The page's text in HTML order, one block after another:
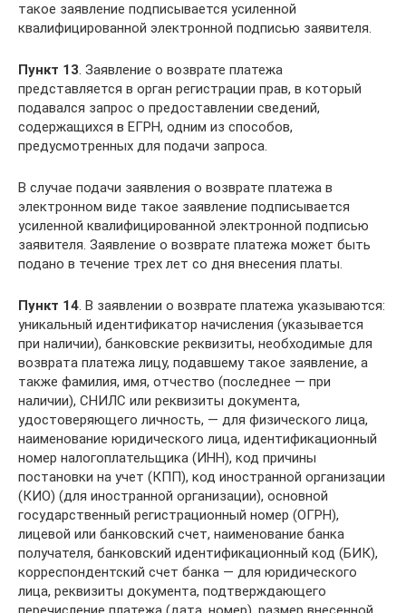
такое заявление подписывается усиленной
квалифицированной электронной подписью заявителя.
Пункт 13. Заявление о возврате платежа
представляется в орган регистрации прав, в который
подавался запрос о предоставлении сведений,
содержащихся в ЕГРН, одним из способов,
предусмотренных для подачи запроса.
В случае подачи заявления о возврате платежа в
электронном виде такое заявление подписывается
усиленной квалифицированной электронной подписью
заявителя. Заявление о возврате платежа может быть
подано в течение трех лет со дня внесения платы.
Пункт 14. В заявлении о возврате платежа указываются:
уникальный идентификатор начисления (указывается
при наличии), банковские реквизиты, необходимые для
возврата платежа лицу, подавшему такое заявление, а
также фамилия, имя, отчество (последнее — при
наличии), СНИЛС или реквизиты документа,
удостоверяющего личность, — для физического лица,
наименование юридического лица, идентификационный
номер налогоплательщика (ИНН), код причины
постановки на учет (КПП), код иностранной организации
(КИО) (для иностранной организации), основной
государственный регистрационный номер (ОГРН),
лицевой или банковский счет, наименование банка
получателя, банковский идентификационный код (БИК),
корреспондентский счет банка — для юридического
лица, реквизиты документа, подтверждающего